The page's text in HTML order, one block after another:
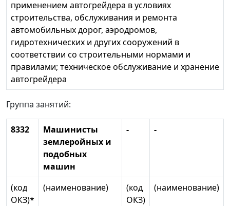
применением автогрейдера в условиях
строительства, обслуживания и ремонта
автомобильных дорог, аэродромов,
гидротехнических и других сооружений в
соответствии со строительными нормами и
правилами; техническое обслуживание и хранение
автогрейдера
Группа занятий:
8332
Машинисты
землеройных и
подобных
машин
- -
(код
ОКЗ)*
(наименование)
(код
ОКЗ)
(наименование)